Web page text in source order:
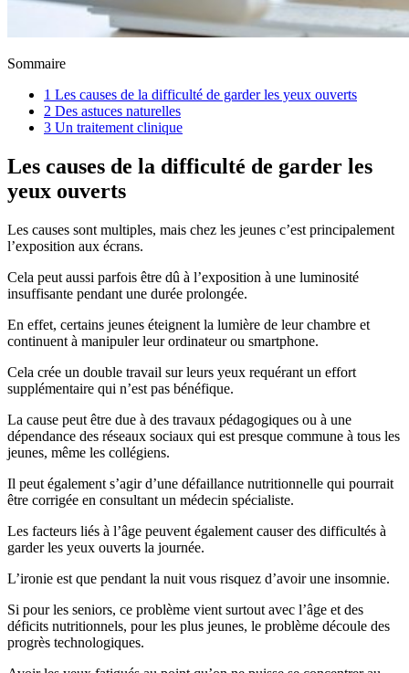
Sommaire
1 Les causes de la difficulté de garder les yeux ouverts
2 Des astuces naturelles
3 Un traitement clinique
Les causes de la difficulté de garder les
yeux ouverts
Les causes sont multiples, mais chez les jeunes c’est principalement
l’exposition aux écrans.
Cela peut aussi parfois être dû à l’exposition à une luminosité
insuffisante pendant une durée prolongée.
En effet, certains jeunes éteignent la lumière de leur chambre et
continuent à manipuler leur ordinateur ou smartphone.
Cela crée un double travail sur leurs yeux requérant un effort
supplémentaire qui n’est pas bénéfique.
La cause peut être due à des travaux pédagogiques ou à une
dépendance des réseaux sociaux qui est presque commune à tous les
jeunes, même les collégiens.
Il peut également s’agir d’une défaillance nutritionnelle qui pourrait
être corrigée en consultant un médecin spécialiste.
Les facteurs liés à l’âge peuvent également causer des difficultés à
garder les yeux ouverts la journée.
L’ironie est que pendant la nuit vous risquez d’avoir une insomnie.
Si pour les seniors, ce problème vient surtout avec l’âge et des
déficits nutritionnels, pour les plus jeunes, le problème découle des
progrès technologiques.